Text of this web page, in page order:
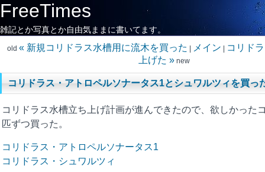
FreeTimes
雑記とか写真とか自由気ままに書いてます。
old « 新規コリドラス水槽用に流木を買った メイン
コリド
上げた » new
コリドラス・アトロペルソナータス1とシュワルツィを買っ
コリドラス水槽立ち上げ計画が進んできたので、欲しかった
匹ずつ買った。
コリドラス・アトロペルソナータス1
コリドラス・シュワルツィ